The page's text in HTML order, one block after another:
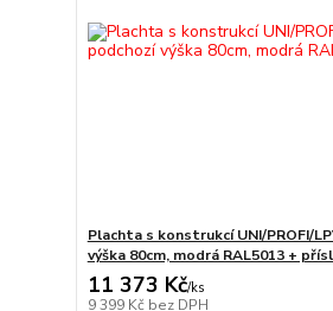
Plachta s konstrukcí UNI/PROFI/
výška 80cm, modrá RAL5013 +
11 373 Kč/ks
9 399 Kč bez DPH